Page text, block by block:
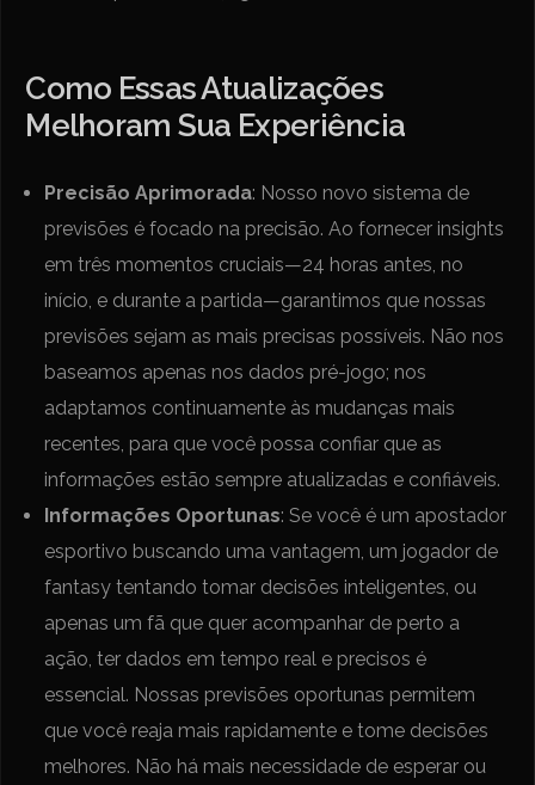
Como Essas Atualizações
Melhoram Sua Experiência
Precisão Aprimorada: Nosso novo sistema de
previsões é focado na precisão. Ao fornecer insights
em três momentos cruciais—24 horas antes, no
início, e durante a partida—garantimos que nossas
previsões sejam as mais precisas possíveis. Não nos
baseamos apenas nos dados pré-jogo; nos
adaptamos continuamente às mudanças mais
recentes, para que você possa confiar que as
informações estão sempre atualizadas e confiáveis.
Informações Oportunas: Se você é um apostador
esportivo buscando uma vantagem, um jogador de
fantasy tentando tomar decisões inteligentes, ou
apenas um fã que quer acompanhar de perto a
ação, ter dados em tempo real e precisos é
essencial. Nossas previsões oportunas permitem
que você reaja mais rapidamente e tome decisões
melhores. Não há mais necessidade de esperar ou